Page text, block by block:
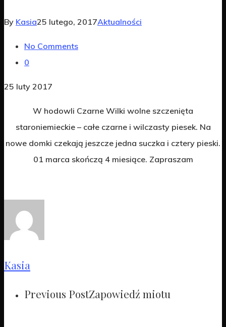
By Kasia25 lutego, 2017Aktualności
No Comments
0
25 luty 2017
W hodowli Czarne Wilki wolne szczenięta
staroniemieckie – całe czarne i wilczasty piesek. Na
nowe domki czekają jeszcze jedna suczka i cztery pieski.
01 marca skończą 4 miesiące. Zapraszam
Kasia
Previous PostZapowiedź miotu